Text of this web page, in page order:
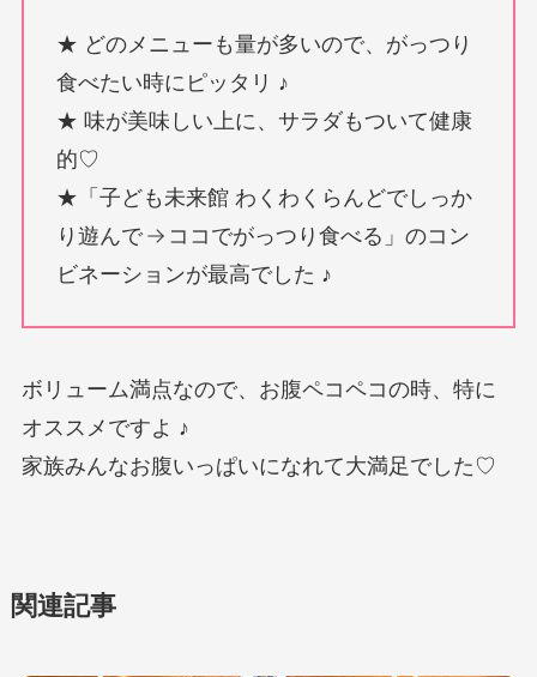
★ どのメニューも量が多いので、がっつり
食べたい時にピッタリ ♪
★ 味が美味しい上に、サラダもついて健康
的♡
★「子ども未来館 わくわくらんどでしっか
り遊んで
ココでがっつり食べる」のコン
ビネーションが最高でした ♪
ボリューム満点なので、お腹ペコペコの時、特に
オススメですよ ♪
家族みんなお腹いっぱいになれて大満足でした♡
関連記事